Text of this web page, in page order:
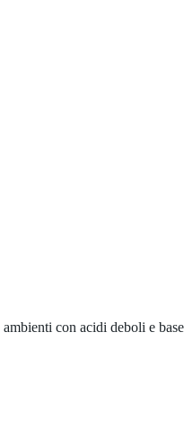
con acidi deboli e